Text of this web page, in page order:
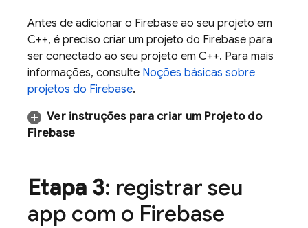
Antes de adicionar o Firebase ao seu projeto em
C++, é preciso criar um projeto do Firebase para
ser conectado ao seu projeto em C++. Para mais
informações, consulte Noções básicas sobre
projetos do Firebase.
Ver instruções para criar um Projeto do
Firebase
Etapa 3: registrar seu
app com o Firebase